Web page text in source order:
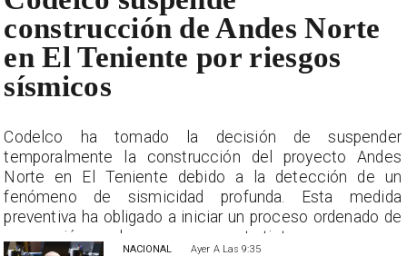
Ayer A Las 9:35
NACIONAL
construcción de Andes Norte
en El Teniente por riesgos
sísmicos
Codelco ha tomado la decisión de suspender
temporalmente la construcción del proyecto Andes
Norte en El Teniente debido a la detección de un
fenómeno de sismicidad profunda. Esta medida
preventiva ha obligado a iniciar un proceso ordenado de
suspensión con las empresas contratistas.